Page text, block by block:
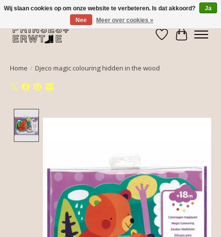
Verlanglijst
Home / Djeco magic colouring hidden in the wood
Wij slaan cookies op om onze website te verbeteren. Is dat akkoord?
Ja
Nee
Meer over cookies »